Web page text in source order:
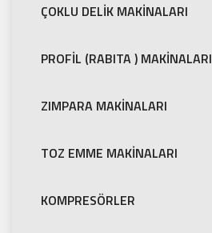
ÇOKLU DELİK MAKİNALARI
PROFİL (RABITA ) MAKİNALARI
ZIMPARA MAKİNALARI
TOZ EMME MAKİNALARI
KOMPRESÖRLER